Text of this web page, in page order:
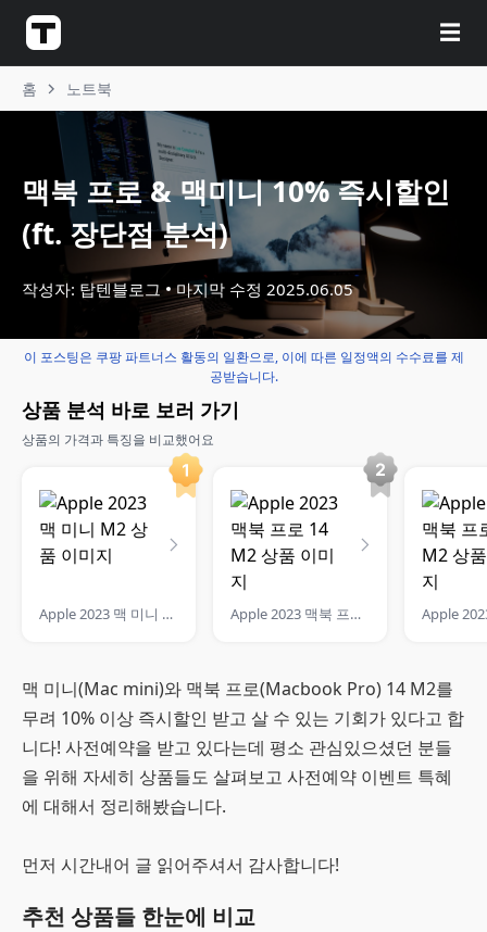
☰
홈 노트북
맥북 프로 & 맥미니 10% 즉시할인
(ft. 장단점 분석)
작성자: 탑텐블로그 마지막 수정 2025.06.05
이 포스팅은 쿠팡 파트너스 활동의 일환으로, 이에 따른 일정액의 수수료를 제
공받습니다.
상품 분석 바로 보러 가기
상품의 가격과 특징을 비교했어요
Apple 2023 맥 미니 M2 Apple 2023 맥북 프로 14 M2
맥 미니(Mac mini)와 맥북 프로(Macbook Pro) 14 M2를
무려 10% 이상 즉시할인 받고 살 수 있는 기회가 있다고 합
니다! 사전예약을 받고 있다는데 평소 관심있으셨던 분들
을 위해 자세히 상품들도 살펴보고 사전예약 이벤트 특혜
에 대해서 정리해봤습니다.
먼저 시간내어 글 읽어주셔서 감사합니다!
추천 상품들 한눈에 비교